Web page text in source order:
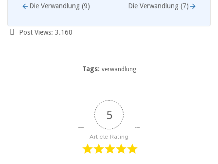
Die Verwandlung (9) Die Verwandlung (7)
Post Views: 3.160
Tags: verwandlung
5
Article Rating